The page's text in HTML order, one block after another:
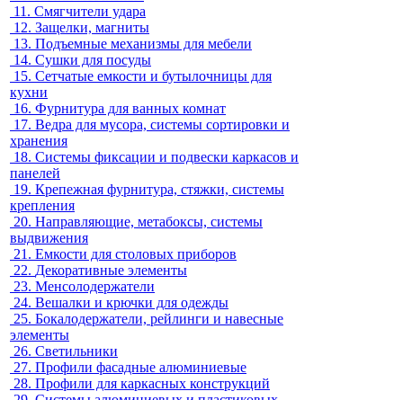
11. Смягчители удара
12. Защелки, магниты
13. Подъемные механизмы для мебели
14. Сушки для посуды
15. Сетчатые емкости и бутылочницы для
кухни
16. Фурнитура для ванных комнат
17. Ведра для мусора, системы сортировки и
хранения
18. Системы фиксации и подвески каркасов и
панелей
19. Крепежная фурнитура, стяжки, системы
крепления
20. Направляющие, метабоксы, системы
выдвижения
21. Емкости для столовых приборов
22. Декоративные элементы
23. Менсолодержатели
24. Вешалки и крючки для одежды
25. Бокалодержатели, рейлинги и навесные
элементы
26. Светильники
27. Профили фасадные алюминиевые
28. Профили для каркасных конструкций